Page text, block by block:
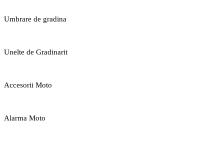
Umbrare de gradina
Unelte de Gradinarit
Accesorii Moto
Alarma Moto